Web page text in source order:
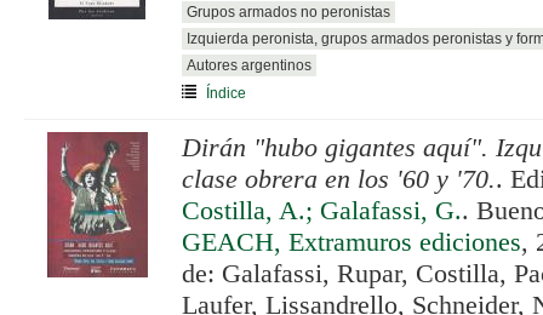
Grupos armados no peronistas
Izquierda peronista, grupos armados peronistas y
Autores argentinos
Índice
Dirán "hubo gigantes aquí".
clase obrera en los '60 y '70..
Costilla, A.; Galafassi, G..
GEACH, Extramuros ediciones,
de: Galafassi, Rupar, Costilla,
Laufer, Lissandrello, Schneider,